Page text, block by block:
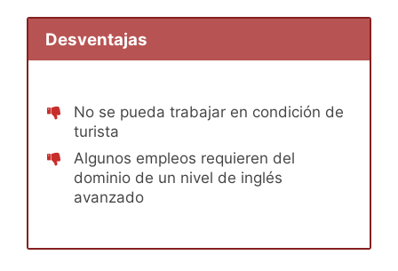
Desventajas
No se pueda trabajar en condición de
turista
Algunos empleos requieren del
dominio de un nivel de inglés
avanzado